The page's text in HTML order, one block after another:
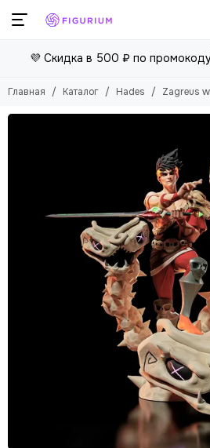
💜 Скидка в 500 ₽ по
Главная Каталог Hades Zagreus